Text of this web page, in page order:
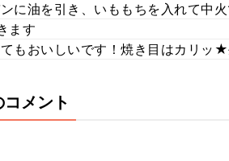
に油を引き、いももちを入れて中
ます
もおいしいです！焼き目はカリ
メント